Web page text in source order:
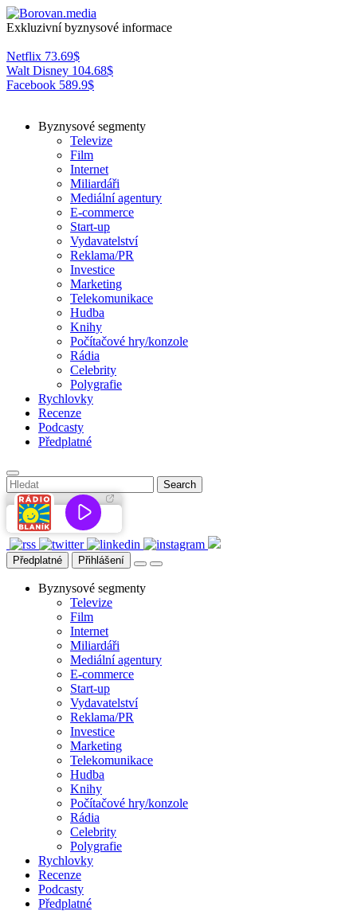
Exkluzivní byznysové informace
Netflix 73.69$
Walt Disney 104.68$
Facebook 589.9$
Byznysové segmenty
Televize
Film
Internet
Miliardáři
Mediální agentury
E-commerce
Start-up
Vydavatelství
Reklama/PR
Investice
Marketing
Telekomunikace
Hudba
Knihy
Počítačové hry/konzole
Rádia
Celebrity
Polygrafie
Rychlovky
Recenze
Podcasty
Předplatné
Předplatné Přihlášení
Byznysové segmenty
Televize
Film
Internet
Miliardáři
Mediální agentury
E-commerce
Start-up
Vydavatelství
Reklama/PR
Investice
Marketing
Telekomunikace
Hudba
Knihy
Počítačové hry/konzole
Rádia
Celebrity
Polygrafie
Rychlovky
Recenze
Podcasty
Předplatné